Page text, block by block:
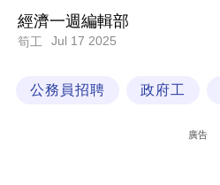
科
技
經濟一週編輯部
筍工 Jul 17 2025
公務員招聘 政府工
廣告